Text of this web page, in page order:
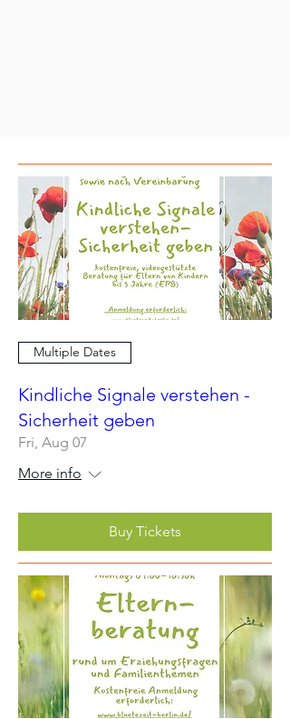
Multiple Dates
Kindliche Signale verstehen -
Sicherheit geben
Fri, Aug 07
More info
Buy Tickets